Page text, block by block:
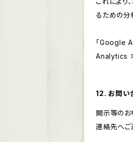
るための分
「Google
Analytics オ
12. お問い
開示等のお
連絡先へご